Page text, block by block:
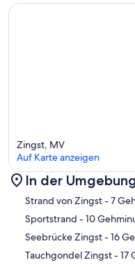
Zingst, MV
Auf Karte anzeigen
In der
Strand von Zingst- 7
Sportstrand - 10
Seebrücke Zingst- 16
Tauchgondel Zingst- 17